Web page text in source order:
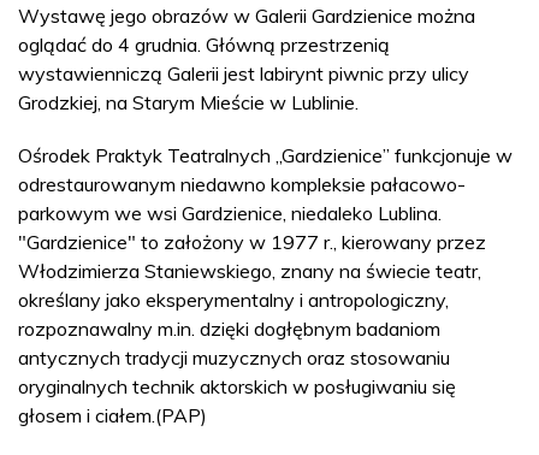
Wystawę jego obrazów w Galerii Gardzienice można
oglądać do 4 grudnia. Główną przestrzenią
wystawienniczą Galerii jest labirynt piwnic przy ulicy
Grodzkiej, na Starym Mieście w Lublinie.
Ośrodek Praktyk Teatralnych „Gardzienice” funkcjonuje w
odrestaurowanym niedawno kompleksie pałacowo-
parkowym we wsi Gardzienice, niedaleko Lublina.
"Gardzienice" to założony w 1977 r., kierowany przez
Włodzimierza Staniewskiego, znany na świecie teatr,
określany jako eksperymentalny i antropologiczny,
rozpoznawalny m.in. dzięki dogłębnym badaniom
antycznych tradycji muzycznych oraz stosowaniu
oryginalnych technik aktorskich w posługiwaniu się
głosem i ciałem.(PAP)